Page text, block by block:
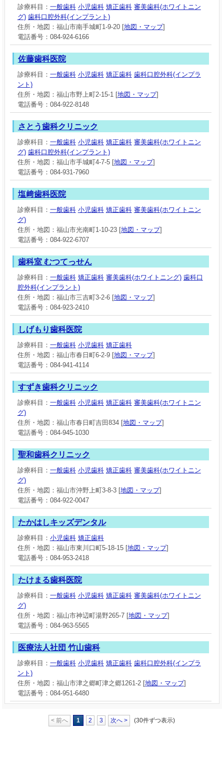
診療科目： 一般歯科 小児歯科 矯正歯科 審美歯科(ホワイトニン
グ) 歯科口腔外科(インプラント)
住所・地図：福山市南手城町1-9-20 [地図・マップ]
電話番号：084-924-6166
佐藤歯科医院
診療科目： 一般歯科 小児歯科 矯正歯科 歯科口腔外科(インプラ
ント)
住所・地図：福山市野上町2-15-1 [地図・マップ]
電話番号：084-922-8148
さとう歯科クリニック
診療科目： 一般歯科 小児歯科 矯正歯科 審美歯科(ホワイトニン
グ) 歯科口腔外科(インプラント)
住所・地図：福山市手城町4-7-5 [地図・マップ]
電話番号：084-931-7960
塩﨑歯科医院
診療科目： 一般歯科 小児歯科 矯正歯科 審美歯科(ホワイトニン
グ)
住所・地図：福山市光南町1-10-23 [地図・マップ]
電話番号：084-922-6707
歯科室 むつてっせん
診療科目： 一般歯科 矯正歯科 審美歯科(ホワイトニング) 歯科口
腔外科(インプラント)
住所・地図：福山市三吉町3-2-6 [地図・マップ]
電話番号：084-923-2410
しげもり歯科医院
診療科目： 一般歯科 小児歯科 矯正歯科
住所・地図：福山市春日町6-2-9 [地図・マップ]
電話番号：084-941-4114
すずき歯科クリニック
診療科目： 一般歯科 小児歯科 矯正歯科 審美歯科(ホワイトニン
グ)
住所・地図：福山市春日町吉田834 [地図・マップ]
電話番号：084-945-1030
聖和歯科クリニック
診療科目： 一般歯科 小児歯科 矯正歯科 審美歯科(ホワイトニン
グ)
住所・地図：福山市沖野上町3-8-3 [地図・マップ]
電話番号：084-922-0047
たかはしキッズデンタル
診療科目： 小児歯科 矯正歯科
住所・地図：福山市東川口町5-18-15 [地図・マップ]
電話番号：084-953-2418
たけまる歯科医院
診療科目： 一般歯科 小児歯科 矯正歯科 審美歯科(ホワイトニン
グ)
住所・地図：福山市神辺町湯野265-7 [地図・マップ]
電話番号：084-963-5565
医療法人社団 竹山歯科
診療科目： 一般歯科 小児歯科 矯正歯科 歯科口腔外科(インプラ
ント)
住所・地図：福山市津之郷町津之郷1261-2 [地図・マップ]
電話番号：084-951-6480
< 前へ 1 2 3 次へ > (30件ずつ表示)